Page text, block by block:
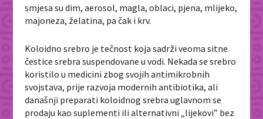
smjesa su dim, aerosol, magla, oblaci, pjena, mlijeko,
majoneza, želatina, pa čak i krv.
Koloidno srebro je tečnost koja sadrži veoma sitne
čestice srebra suspendovane u vodi. Nekada se srebro
koristilo u medicini zbog svojih antimikrobnih
svojstava, prije razvoja modernih antibiotika, ali
današnji preparati koloidnog srebra uglavnom se
prodaju kao suplementi ili alternativni „lijekovi” bez